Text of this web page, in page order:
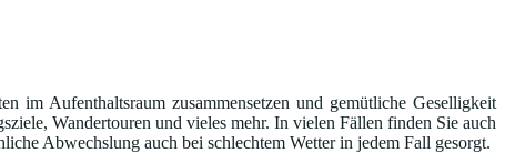
im Aufenthaltsraum zusammensetzen und gemütliche Geselligkeit
Wandertouren und vieles mehr. In vielen Fällen finden Sie auch
Abwechslung auch bei schlechtem Wetter in jedem Fall gesorgt.